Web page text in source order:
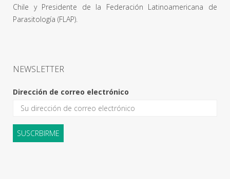
Chile y Presidente de la Federación Latinoamericana de
Parasitología (FLAP).
NEWSLETTER
Dirección de correo electrónico